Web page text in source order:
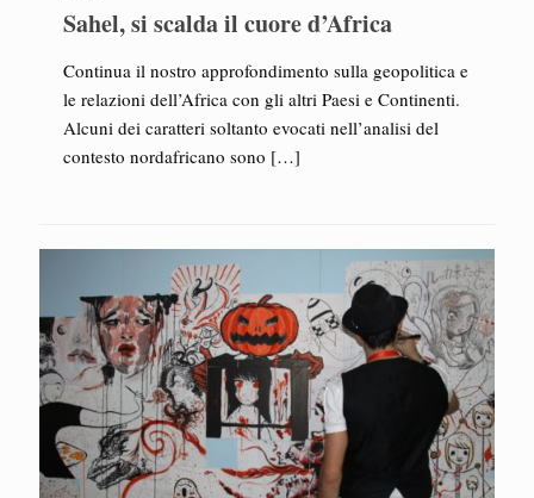
Sahel, si scalda il cuore d’Africa
Continua il nostro approfondimento sulla geopolitica e
le relazioni dell’Africa con gli altri Paesi e Continenti.
Alcuni dei caratteri soltanto evocati nell’analisi del
contesto nordafricano sono […]